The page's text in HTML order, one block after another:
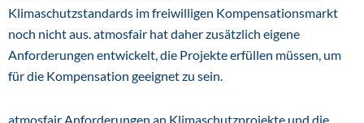
Klimaschutzstandards im freiwilligen Kompensationsmarkt
noch nicht aus. atmosfair hat daher zusätzlich eigene
Anforderungen entwickelt, die Projekte erfüllen müssen, um
für die Kompensation geeignet zu sein.
atmosfair Anforderungen an Klimaschutzprojekte und die